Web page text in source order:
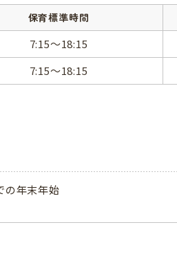
保育標準時間
7:15～18:15
7:15～18:15
の年末年始